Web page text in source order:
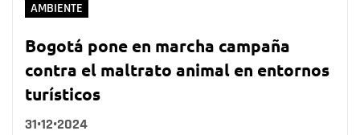
AMBIENTE
Bogotá pone en marcha campaña
contra el maltrato animal en entornos
turísticos
31•12•2024